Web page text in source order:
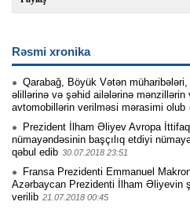
Rəsmi xronika
Qarabağ, Böyük Vətən müharibələri,
əlillərinə və şəhid ailələrinə mənzillərin
avtomobillərin verilməsi mərasimi olub
Prezident İlham Əliyev Avropa
nümayəndəsinin başçılıq etdiyi
qəbul edib 30.07.2018 23:51
Fransa Prezidenti Emmanuel
Azərbaycan Prezidenti İlham Əliyevin
verilib 21.07.2018 00:45